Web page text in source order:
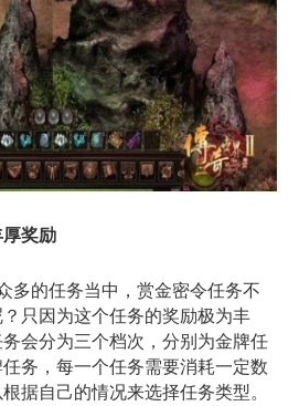
奖励
的任务当中，赏金密令任务不
只因为这个任务的奖励极为丰
会分为三个档次，分别为金牌任
务，每一个任务需要消耗一定数
据自己的情况来选择任务类型。